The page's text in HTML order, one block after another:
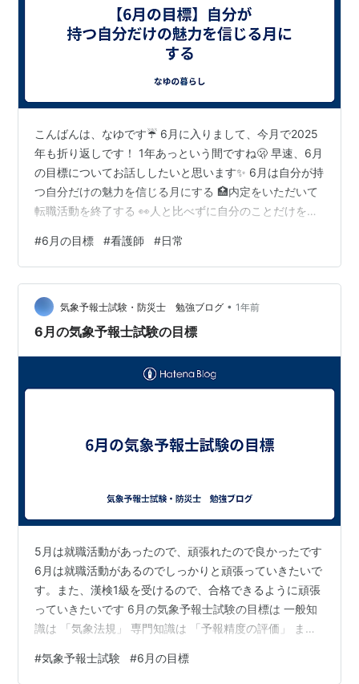
こんばんは、なゆです☔️ 6月に入りまして、今月で2025
年も折り返しです！ 1年あっという間ですね🫢 早速、6月
の目標についてお話ししたいと思います✨ 6月は自分が持
つ自分だけの魅力を信じる月にする 🏥内定をいただいて
転職活動を終了する 👀人と比べずに自分のことだけを考
ルに行く まとめ 6月は自分が持つ自分だけの魅力を信じ
る月にする 🏥内定をいただいて転職活動を終了する 面接
が決まるところまでは行くのですが、その先の「内定」
がなかなか遠い…。 自分に合った職場があると信じて今
は耐えるしかないです。 夜勤に関しても今まではダメと
#6月の目標 #看護師 #日常
気象予報士試験・防災士 勉強ブログ • 1年前
6月の気象予報士試験の目標
5月は就職活動があったので、頑張れたので良かったです
6月は就職活動があるのでしっかりと頑張っていきたいで
す。また、漢検1級を受けるので、合格できるように頑張
っていきたいです 6月の気象予報士試験の目標は 一般知
識は 「気象法規」 専門知識は 「予報精度の評価」 まで
#気象予報士試験 #6月の目標